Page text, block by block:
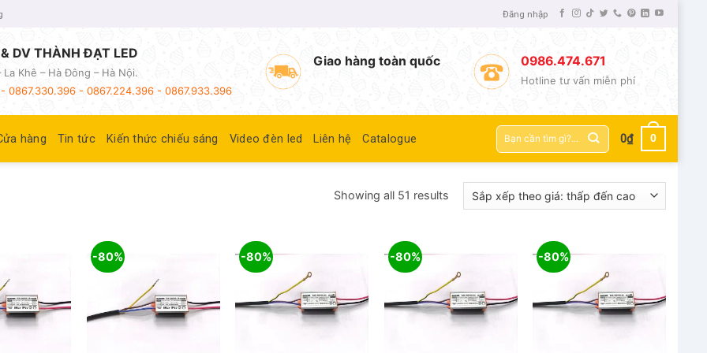
Đăng nhập
DV THÀNH ĐẠT LED
Khê – Hà Đông – Hà Nội.
0867.330.396 - 0867.224.396 - 0867.933.396
Giao hàng toàn quốc 0986.474.671
Hotline tư vấn miễn phí
hàng Tin tức Kiến thức chiếu sáng Video đèn led Liên hệ Catalogue
Tìm
kiếm:
0₫ 0
Showing all 51 results
-80% -80% -80% -80%